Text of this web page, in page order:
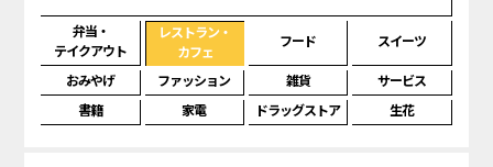
弁当・
テイクアウト
レストラン・
カフェ
フード スイーツ
おみやげ ファッション 雑貨
サービス
書籍
家電 ドラッグストア 生花